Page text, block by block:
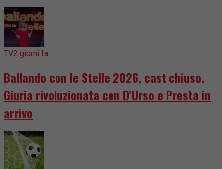
TV2 giorni fa
Ballando con le Stelle 2026, cast chiuso.
Giuria rivoluzionata con D’Urso e Presta in
arrivo